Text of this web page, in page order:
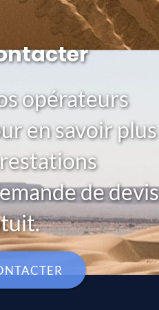
opérateurs
en savoir plus
de devis